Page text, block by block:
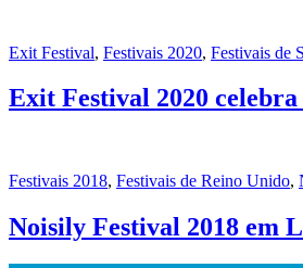
Exit Festival, Festivais 2020, Festivais de
Exit Festival 2020
Festivais 2018, Festivais de Reino Unido,
Noisily Festival 2018 em